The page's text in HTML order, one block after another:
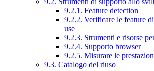
9.2. Strumenti di supporto allo
9.2.1. Feature detection
9.2.2. Verificare le feature
use
9.2.3. Strumenti e risorse
9.2.4. Supporto browser
9.2.5. Misurare le
9.3. Catalogo del riuso